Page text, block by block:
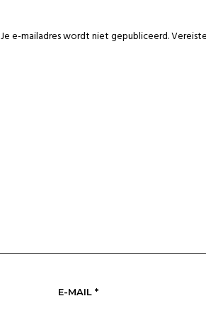
Je e-mailadres wordt niet gepubliceerd.
E-MAIL *